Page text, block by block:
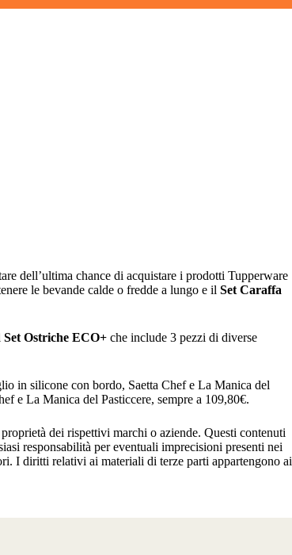
dell’ultima chance di acquistare i prodotti Tupperware
le bevande calde o fredde a lungo e il Set Caraffa
Set Ostriche ECO+ che include 3 pezzi di diverse
in silicone con bordo, Saetta Chef e La Manica del
e La Manica del Pasticcere, sempre a 109,80€.
dei rispettivi marchi o aziende. Questi contenuti
responsabilità per eventuali imprecisioni presenti nei
I diritti relativi ai materiali di terze parti appartengono ai